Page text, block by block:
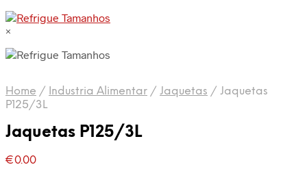
×
Home / Industria Alimentar / Jaquetas / Jaquetas
P125/3L
Jaquetas P125/3L
€0.00